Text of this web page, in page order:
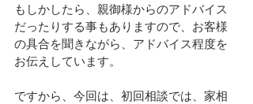
もしかしたら、親御様からのアドバイス
だったりする事もありますので、お客様
の具合を聞きながら、アドバイス程度を
お伝えしています。
ですから、今回は、初回相談では、家相